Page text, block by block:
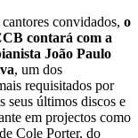
convidados, o
contará com a
João Paulo
, um dos
requisitados por
seus últimos discos e
em projectos como
Cole Porter, do